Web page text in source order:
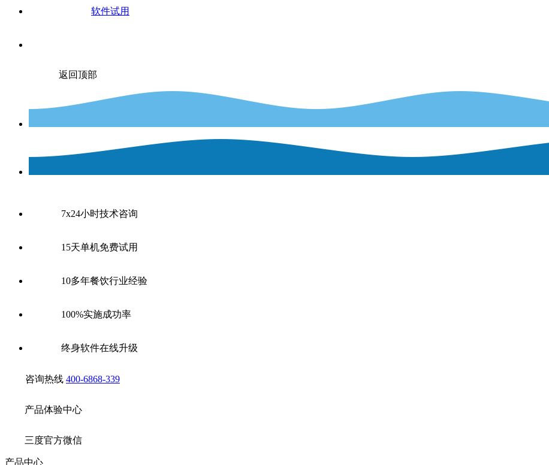
软件试用
返回顶部
7x24小时技术咨询
15天单机免费试用
10多年餐饮行业经验
100%实施成功率
终身软件在线升级
咨询热线 400-6868-339
产品体验中心
三度官方微信
产品中心